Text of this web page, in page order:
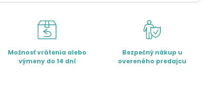
Možnosť vrátenia alebo
výmeny do 14 dní
Bezpečný nákup u
overeného predajcu